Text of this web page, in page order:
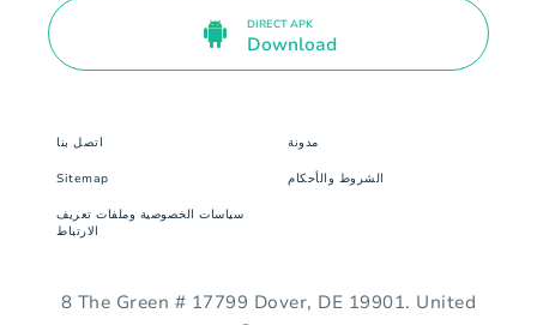
DIRECT APK
Download
اتصل بنا مدونة
Sitemap الشروط والأحكام
سياسات الخصوصية وملفات تعريف
الارتباط
8 The Green # 17799 Dover, DE 19901. United